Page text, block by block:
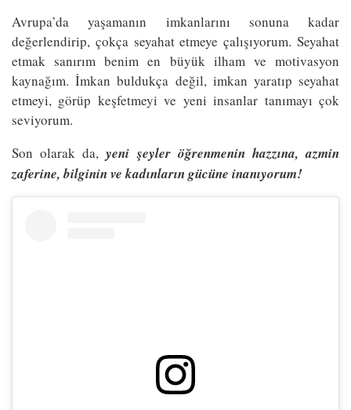
Avrupa’da yaşamanın imkanlarını sonuna kadar
değerlendirip, çokça seyahat etmeye çalışıyorum. Seyahat
etmak sanırım benim en büyük ilham ve motivasyon
kaynağım. İmkan buldukça değil, imkan yaratıp seyahat
etmeyi, görüp keşfetmeyi ve yeni insanlar tanımayı çok
seviyorum.
Son olarak da,yeni şeyler öğrenmenin hazzına, azmin
zaferine, bilginin ve kadınların gücüne inanıyorum!